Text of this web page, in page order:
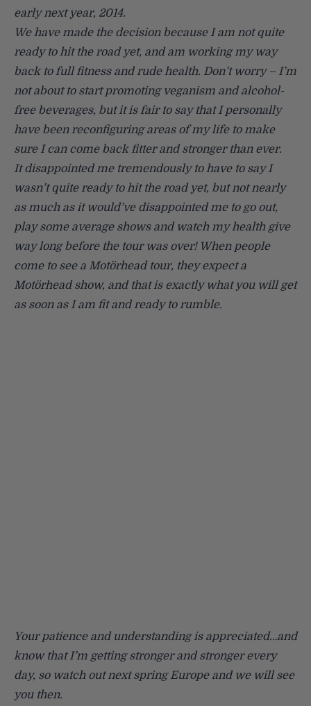
early next year, 2014.
We have made the decision because I am not quite
ready to hit the road yet, and am working my way
back to full fitness and rude health. Don’t worry – I’m
not about to start promoting veganism and alcohol-
free beverages, but it is fair to say that I personally
have been reconfiguring areas of my life to make
sure I can come back fitter and stronger than ever.
It disappointed me tremendously to have to say I
wasn’t quite ready to hit the road yet, but not nearly
as much as it would’ve disappointed me to go out,
play some average shows and watch my health give
way long before the tour was over! When people
come to see a Motörhead tour, they expect a
Motörhead show, and that is exactly what you will get
as soon as I am fit and ready to rumble.
Your patience and understanding is appreciated…and
know that I’m getting stronger and stronger every
day, so watch out next spring Europe and we will see
you then.